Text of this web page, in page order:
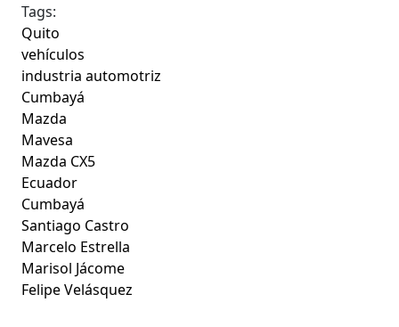
Tags:
Quito
vehículos
industria automotriz
Cumbayá
Mazda
Mavesa
Mazda CX5
Ecuador
Cumbayá
Santiago Castro
Marcelo Estrella
Marisol Jácome
Felipe Velásquez